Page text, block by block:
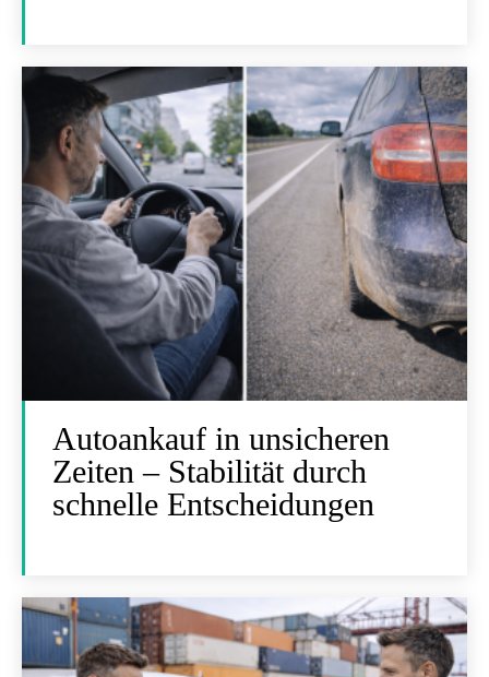
Autoankauf in unsicheren
Zeiten – Stabilität durch
schnelle Entscheidungen